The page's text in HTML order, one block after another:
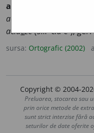
aciu
aciue
aciueze(sil.-ciu-e-); ger.
sursa: Ortografic (2002)
Copyright © 2004-
Preluarea, stocarea sau
prin orice metode de
sunt strict interzise fără
seturilor de date oferite